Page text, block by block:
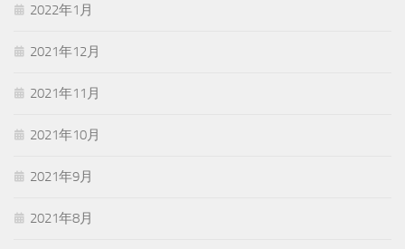
2022年1月
2021年12月
2021年11月
2021年10月
2021年9月
2021年8月